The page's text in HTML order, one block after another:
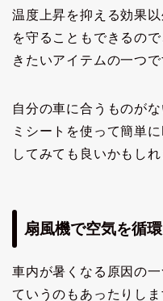
温度上昇を抑える効果
を守ることもできるの
きたいアイテムの一つで
自分の車に合うものが
ミシートを使って簡単
してみても良いかもしれ
扇風機で空気を循
車内が暑くなる原因の
ていうのもあったりしま